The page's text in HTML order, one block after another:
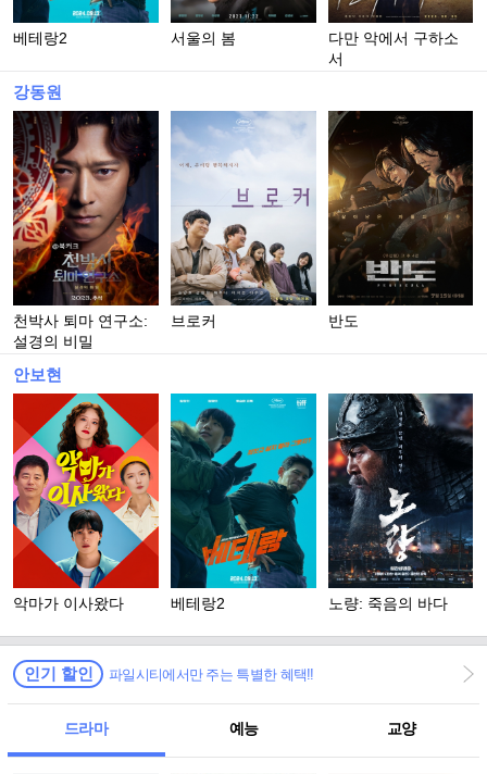
베테랑2 서울의 봄
다만 악에서 구하소
서
강동원
천박사 퇴마 연구소:
설경의 비밀
브로커 반도
안보현
악마가 이사왔다 베테랑2 노량: 죽음의 바다
인기 할인 파일시티에서만 주는 특별한 혜택!!
드라마 예능 교양